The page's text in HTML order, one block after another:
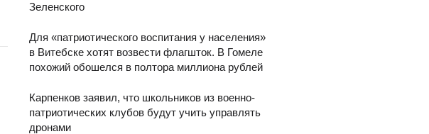
Зеленского
Для «патриотического воспитания у населения»
в Витебске хотят возвести флагшток. В Гомеле
похожий обошелся в полтора миллиона рублей
Карпенков заявил, что школьников из военно-
патриотических клубов будут учить управлять
дронами